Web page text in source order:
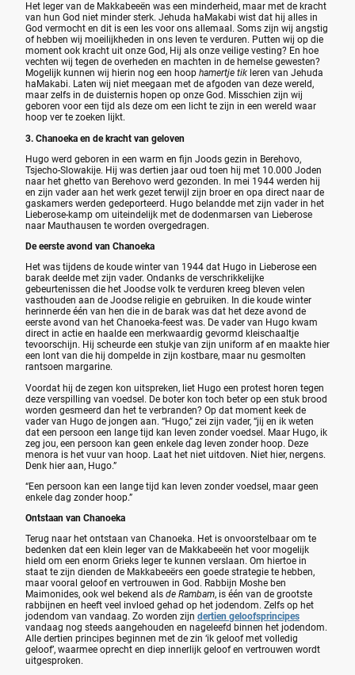
Het leger van de Makkabeeën was een minderheid, maar met de kracht
van hun God niet minder sterk. Jehuda haMakabi wist dat hij alles in
God vermocht en dit is een les voor ons allemaal. Soms zijn wij angstig
of hebben wij moeilijkheden in ons leven te verduren. Putten wij op die
moment ook kracht uit onze God, Hij als onze veilige vesting? En hoe
vechten wij tegen de overheden en machten in de hemelse gewesten?
Mogelijk kunnen wij hierin nog een hoop hamertje tik leren van Jehuda
haMakabi. Laten wij niet meegaan met de afgoden van deze wereld,
maar zelfs in de duisternis hopen op onze God. Misschien zijn wij
geboren voor een tijd als deze om een licht te zijn in een wereld waar
hoop ver te zoeken lijkt.
3. Chanoeka en de kracht van geloven
Hugo werd geboren in een warm en fijn Joods gezin in Berehovo,
Tsjecho-Slowakije. Hij was dertien jaar oud toen hij met 10.000 Joden
naar het ghetto van Berehovo werd gezonden. In mei 1944 werden hij
en zijn vader aan het werk gezet terwijl zijn broer en opa direct naar de
gaskamers werden gedeporteerd. Hugo belandde met zijn vader in het
Lieberose-kamp om uiteindelijk met de dodenmarsen van Lieberose
naar Mauthausen te worden overgedragen.
De eerste avond van Chanoeka
Het was tijdens de koude winter van 1944 dat Hugo in Lieberose een
barak deelde met zijn vader. Ondanks de verschrikkelijke
gebeurtenissen die het Joodse volk te verduren kreeg bleven velen
vasthouden aan de Joodse religie en gebruiken. In die koude winter
herinnerde één van hen die in de barak was dat het deze avond de
eerste avond van het Chanoeka-feest was. De vader van Hugo kwam
direct in actie en haalde een merkwaardig gevormd kleischaaltje
tevoorschijn. Hij scheurde een stukje van zijn uniform af en maakte hier
een lont van die hij dompelde in zijn kostbare, maar nu gesmolten
rantsoen margarine.
Voordat hij de zegen kon uitspreken, liet Hugo een protest horen tegen
deze verspilling van voedsel. De boter kon toch beter op een stuk brood
worden gesmeerd dan het te verbranden? Op dat moment keek de
vader van Hugo de jongen aan. “Hugo,” zei zijn vader, “jij en ik weten
dat een persoon een lange tijd kan leven zonder voedsel. Maar Hugo, ik
zeg jou, een persoon kan geen enkele dag leven zonder hoop. Deze
menora is het vuur van hoop. Laat het niet uitdoven. Niet hier, nergens.
Denk hier aan, Hugo.”
“Een persoon kan een lange tijd kan leven zonder voedsel, maar geen
enkele dag zonder hoop.”
Ontstaan van Chanoeka
Terug naar het ontstaan van Chanoeka. Het is onvoorstelbaar om te
bedenken dat een klein leger van de Makkabeeën het voor mogelijk
hield om een enorm Grieks leger te kunnen verslaan. Om hiertoe in
staat te zijn dienden de Makkabeeërs een goede strategie te hebben,
maar vooral geloof en vertrouwen in God. Rabbijn Moshe ben
Maimonides, ook wel bekend als de Rambam, is één van de grootste
rabbijnen en heeft veel invloed gehad op het jodendom. Zelfs op het
jodendom van vandaag. Zo worden zijn dertien geloofsprincipes
vandaag nog steeds aangehouden en nageleefd binnen het jodendom.
Alle dertien principes beginnen met de zin ‘ik geloof met volledig
geloof’, waarmee oprecht en diep innerlijk geloof en vertrouwen wordt
uitgesproken.